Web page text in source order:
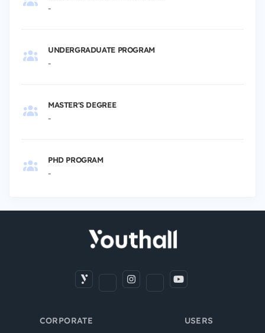
-
UNDERGRADUATE PROGRAM
-
MASTER'S DEGREE
-
PHD PROGRAM
-
CORPORATE USERS